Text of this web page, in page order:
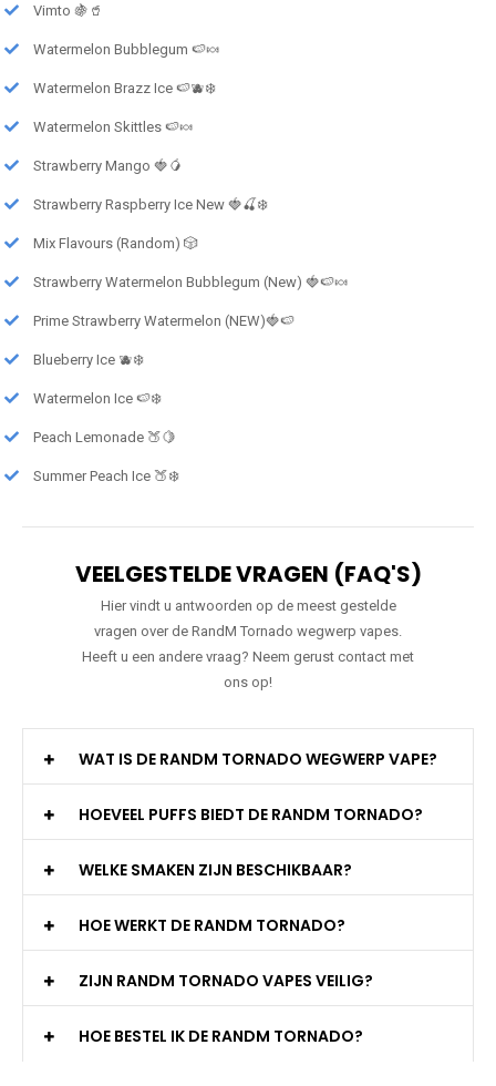
Vimto 🍇🥤
Watermelon Bubblegum 🍉🍬
Watermelon Brazz Ice 🍉🫐❄️
Watermelon Skittles 🍉🍬
Strawberry Mango 🍓🥭
Strawberry Raspberry Ice New 🍓🍒❄️
Mix Flavours (Random) 🎲
Strawberry Watermelon Bubblegum (New) 🍓🍉🍬
Prime Strawberry Watermelon (NEW)🍓🍉
Blueberry Ice 🫐❄️
Watermelon Ice 🍉❄️
Peach Lemonade 🍑🍋
Summer Peach Ice 🍑❄️
VEELGESTELDE VRAGEN (FAQ'S)
Hier vindt u antwoorden op de meest gestelde
vragen over de RandM Tornado wegwerp vapes.
Heeft u een andere vraag? Neem gerust contact met
ons op!
WAT IS DE RANDM TORNADO WEGWERP VAPE?
HOEVEEL PUFFS BIEDT DE RANDM TORNADO?
WELKE SMAKEN ZIJN BESCHIKBAAR?
HOE WERKT DE RANDM TORNADO?
ZIJN RANDM TORNADO VAPES VEILIG?
HOE BESTEL IK DE RANDM TORNADO?